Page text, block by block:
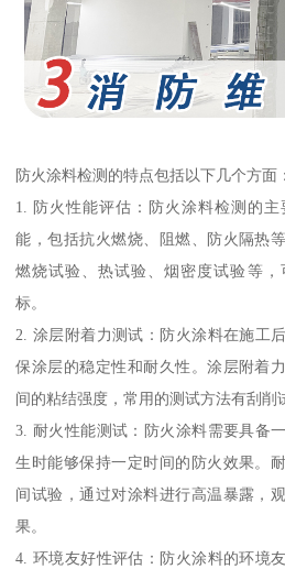
防火涂料检测的特点包括以下几个方面：
1. 防火性能评估：防火涂料检测的
能，包括抗火燃烧、阻燃、防火隔热
燃烧试验、热试验、烟密度试验等
标。
2. 涂层附着力测试：防火涂料在施工
保涂层的稳定性和耐久性。涂层附着
间的粘结强度，常用的测试方法有刮削
3. 耐火性能测试：防火涂料需要具备
生时能够保持一定时间的防火效果。
间试验，通过对涂料进行高温暴露，
果。
4. 环境友好性评估：防火涂料的环境